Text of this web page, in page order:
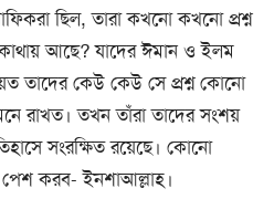
ছিল, তারা কখনো কখনো প্রশ্ন
আছে? যাদের ঈমান ও ইলম
তাদের কেউ কেউ সে প্রশ্ন কোনো
রাখত। তখন তাঁরা তাদের সংশয়
সংরক্ষিত রয়েছে। কোনো
পেশ করব- ইনশাআল্লাহ।